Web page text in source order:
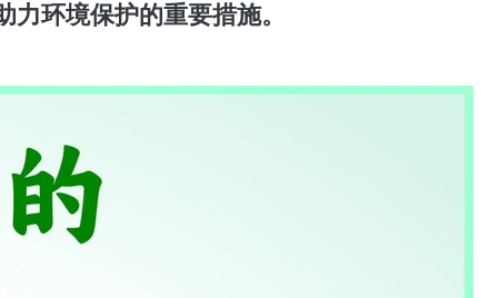
环境保护的重要措施。